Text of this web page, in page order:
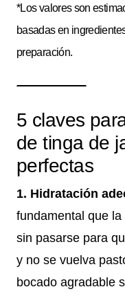
*Los valores son
basadas en
preparación.
5 claves
de tinga de
perfectas
1. Hidratación
fundamental que
sin pasarse para
y no se vuelva
bocado agradable